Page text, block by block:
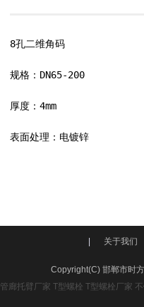
8孔二维角码
规格： DN65-200
厚度： 4mm
表面处理：电镀锌
关于我们
Copyright(C) 邯郸市时
管廊托臂厂家 T型螺栓 T型螺栓厂家